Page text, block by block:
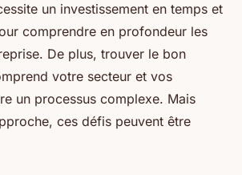
un investissement en temps et
comprendre en profondeur les
De plus, trouver le bon
votre secteur et vos
un processus complexe. Mais
ces défis peuvent être